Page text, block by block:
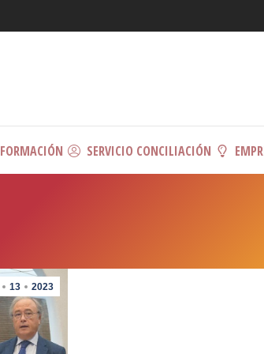
FORMACIÓN SERVICIO CONCILIACIÓN
13 2023